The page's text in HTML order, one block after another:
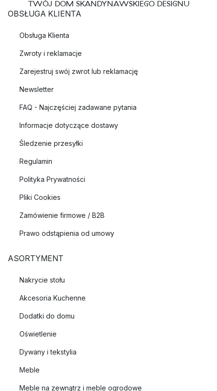
TWÓJ DOM SKANDYNAWSKIEGO DESIGNU
OBSŁUGA KLIENTA
Obsługa Klienta
Zwroty i reklamacje
Zarejestruj swój zwrot lub reklamację
Newsletter
FAQ - Najczęściej zadawane pytania
Informacje dotyczące dostawy
Śledzenie przesyłki
Regulamin
Polityka Prywatności
Pliki Cookies
Zamówienie firmowe / B2B
Prawo odstąpienia od umowy
ASORTYMENT
Nakrycie stołu
Akcesoria Kuchenne
Dodatki do domu
Oświetlenie
Dywany i tekstylia
Meble
Meble na zewnątrz i meble ogrodowe